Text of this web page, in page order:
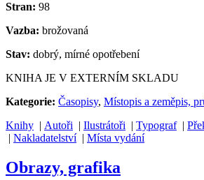
Stran: 98
Vazba: brožovaná
Stav: dobrý, mírné opotřebení
KNIHA JE V EXTERNÍM SKLADU
Kategorie: Časopisy, Místopis a zeměpis,
Knihy | Autoři | Ilustrátoři | Typograf|
| Nakladatelství| Místa vydání
Obrazy, grafika